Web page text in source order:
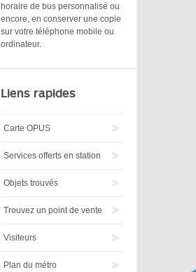
horaire de bus personnalisé ou
encore, en conserver une copie
sur votre téléphone mobile ou
ordinateur.
Liens rapides
Carte OPUS
Services offerts en station
Objets trouvés
Trouvez un point de vente
Visiteurs
Plan du métro